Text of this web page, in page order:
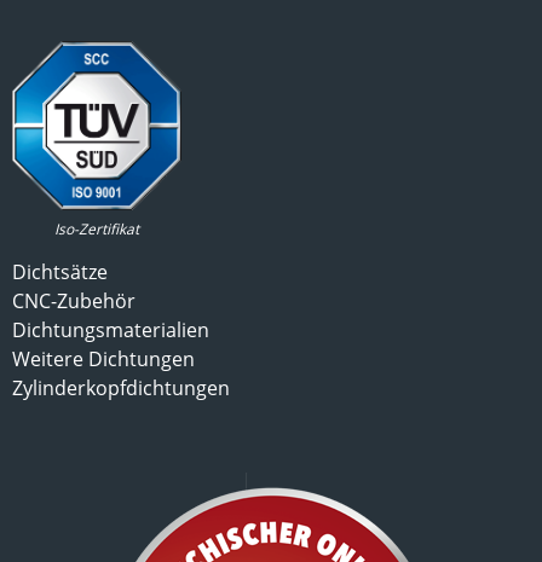
Iso-Zertifikat
Dichtsätze
CNC-Zubehör
Dichtungsmaterialien
Weitere Dichtungen
Zylinderkopfdichtungen